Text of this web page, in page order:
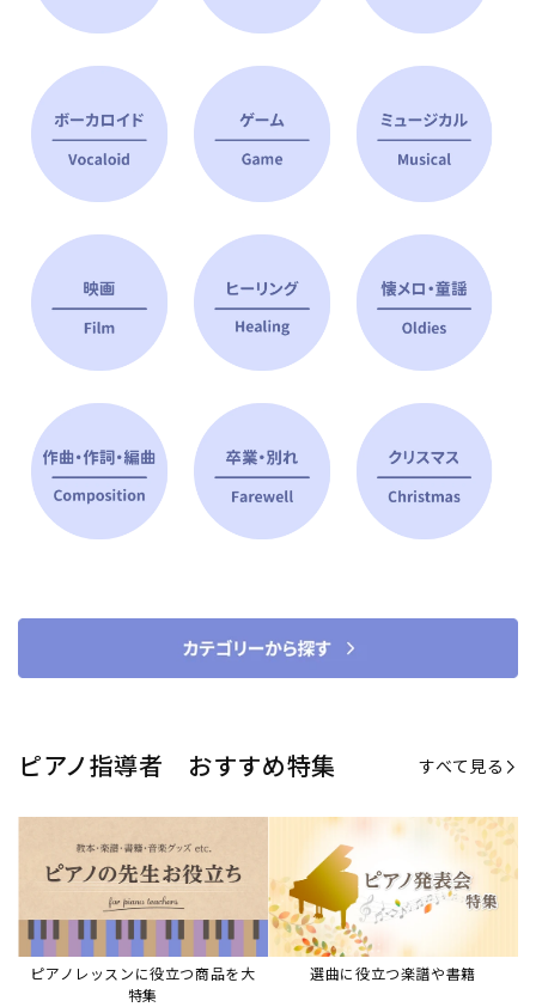
ピアノ指導者 おすすめ特集 すべて見る
ピアノレッスンに役立つ商品を大
特集
選曲に役立つ楽譜や書籍